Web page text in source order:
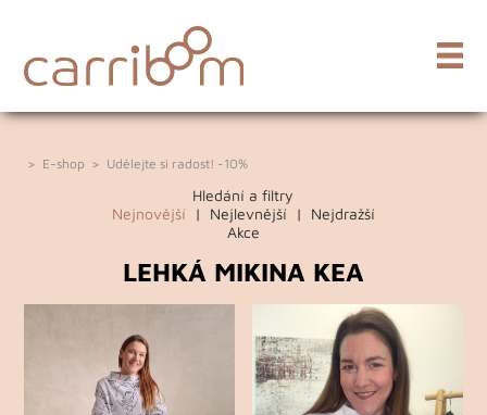
> E-shop > Udělejte si radost! -10%
Hledání a filtry
Nejnovější | Nejlevnější | Nejdražší
Akce
LEHKÁ MIKINA KEA